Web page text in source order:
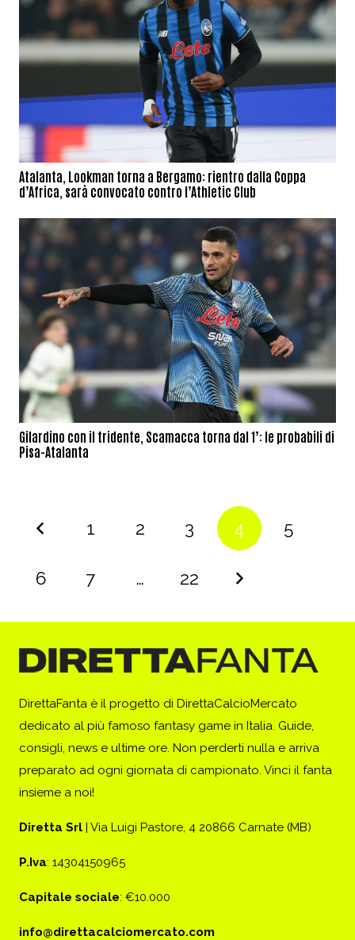
Atalanta, Lookman torna a Bergamo: rientro dalla Coppa
d’Africa, sarà convocato contro l’Athletic Club
Gilardino con il tridente, Scamacca torna dal 1’: le probabili di
Pisa-Atalanta
1 2 3 4 5
6 7 … 22
DirettaFanta è il progetto di DirettaCalcioMercato
dedicato al più famoso fantasy game in Italia. Guide,
consigli, news e ultime ore. Non perderti nulla e arriva
preparato ad ogni giornata di campionato. Vinci il fanta
insieme a noi!
Diretta Srl | Via Luigi Pastore, 4 20866 Carnate (MB)
P.Iva: 14304150965
Capitale sociale: €10.000
info@direttacalciomercato.com